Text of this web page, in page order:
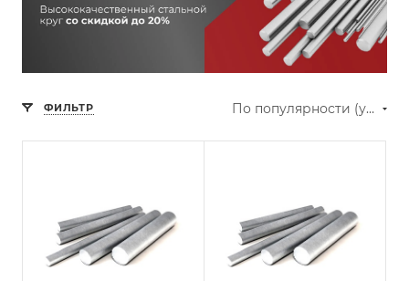
ФИЛЬТР По популярности (убывание)